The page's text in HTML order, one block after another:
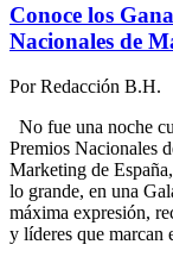
Conoce los
Nacionales de
PorRedacción B.H.
No fue una noche
Premios Nacionales
Marketing de
lo grande, en una
máxima expresión,
y líderes que